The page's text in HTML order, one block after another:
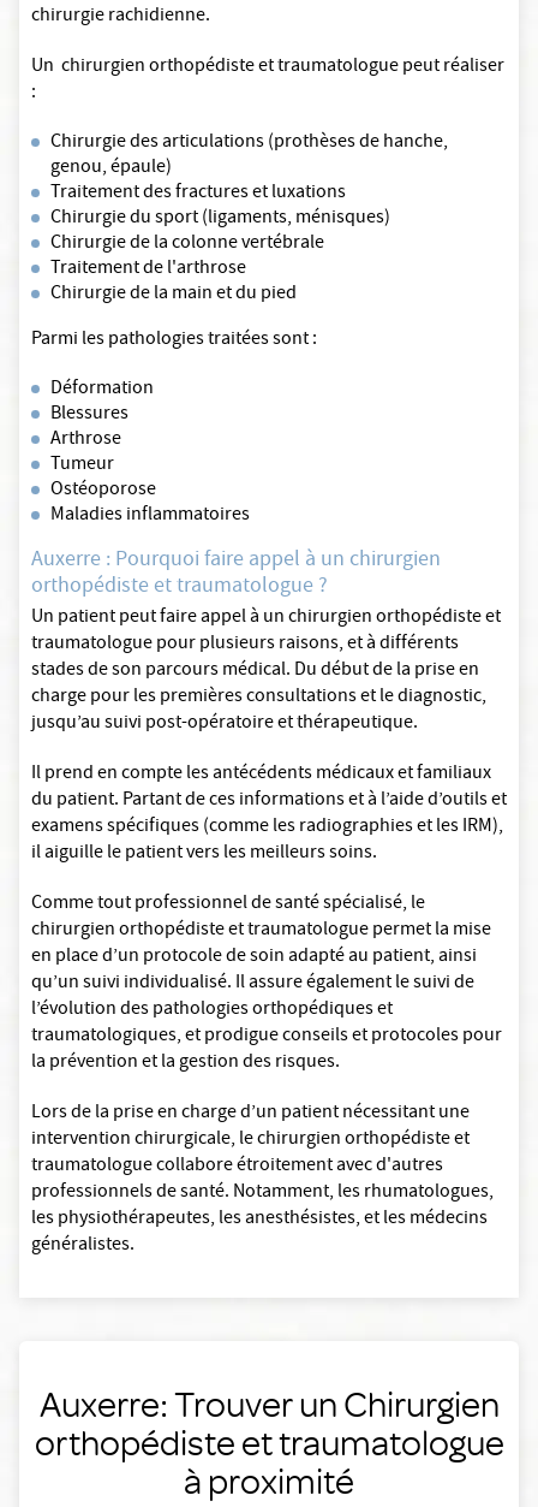
chirurgie rachidienne.
Un chirurgien orthopédiste et traumatologue peut réaliser
:
Chirurgie des articulations (prothèses de hanche,
genou, épaule)
Traitement des fractures et luxations
Chirurgie du sport (ligaments, ménisques)
Chirurgie de la colonne vertébrale
Traitement de l'arthrose
Chirurgie de la main et du pied
Parmi les pathologies traitées sont :
Déformation
Blessures
Arthrose
Tumeur
Ostéoporose
Maladies inflammatoires
Auxerre : Pourquoi faire appel à un chirurgien
orthopédiste et traumatologue ?
Un patient peut faire appel à un chirurgien orthopédiste et
traumatologue pour plusieurs raisons, et à différents
stades de son parcours médical. Du début de la prise en
charge pour les premières consultations et le diagnostic,
jusqu’au suivi post-opératoire et thérapeutique.
Il prend en compte les antécédents médicaux et familiaux
du patient. Partant de ces informations et à l’aide d’outils et
examens spécifiques (comme les radiographies et les IRM),
il aiguille le patient vers les meilleurs soins.
Comme tout professionnel de santé spécialisé, le
chirurgien orthopédiste et traumatologue permet la mise
en place d’un protocole de soin adapté au patient, ainsi
qu’un suivi individualisé. Il assure également le suivi de
l’évolution des pathologies orthopédiques et
traumatologiques, et prodigue conseils et protocoles pour
la prévention et la gestion des risques.
Lors de la prise en charge d’un patient nécessitant une
intervention chirurgicale, le chirurgien orthopédiste et
traumatologue collabore étroitement avec d'autres
professionnels de santé. Notamment, les rhumatologues,
les physiothérapeutes, les anesthésistes, et les médecins
généralistes.
Auxerre: Trouver un Chirurgien
orthopédiste et traumatologue
à proximité